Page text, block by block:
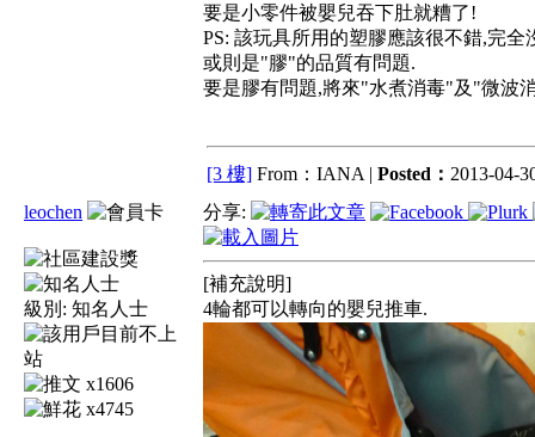
要是小零件被嬰兒吞下肚就糟了!
PS: 該玩具所用的塑膠應該很不錯,完
或則是"膠"的品質有問題.
要是膠有問題,將來"水煮消毒"及"微波
[3 樓] From：IANA | Posted： 2013-04-
leochen
級別: 知名人士
x1606
x4745
分享:
[補充說明]
4輪都可以轉向的嬰兒推車.